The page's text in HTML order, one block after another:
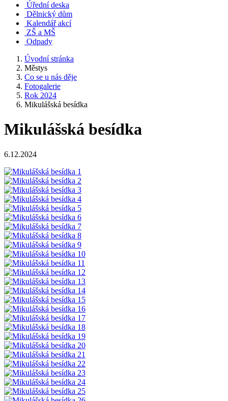
Úřední deska
Dělnický dům
Kalendář akcí
ZŠ a MŠ
Odpady
Úvodní stránka
Městys
Co se u nás děje
Fotogalerie
Rok 2024
Mikulášská besídka
Mikulášská besídka
6.12.2024